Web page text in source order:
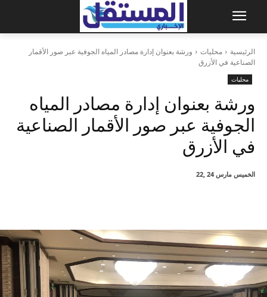
الرئيسية محليات
ورشة بعنوان إدارة مصادر المياه الجوفية عبر صور الأقمار
الصناعية في الأزرق
محليات
ورشة بعنوان إدارة مصادر المياه
الجوفية عبر صور الأقمار الصناعية
في الأزرق
الخميس مارس 24 ,22